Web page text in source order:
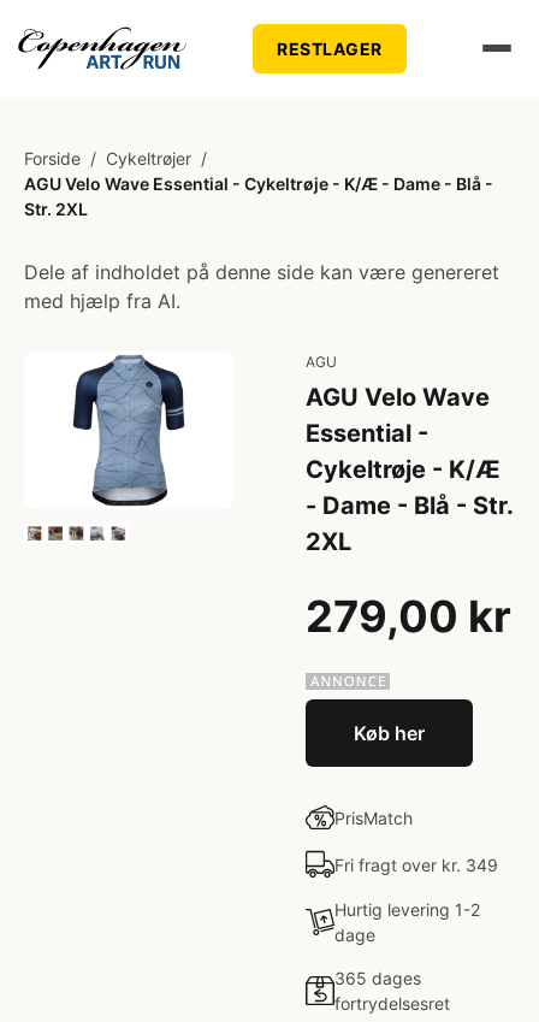
RESTLAGER
Forside / Cykeltrøjer /
AGU Velo Wave Essential - Cykeltrøje - K/Æ - Dame - Blå -
Str. 2XL
Dele af indholdet på denne side kan være genereret
med hjælp fra AI.
AGU
AGU Velo Wave
Essential -
Cykeltrøje - K/Æ
- Dame - Blå - Str.
2XL
279,00 kr
Køb her
PrisMatch
Fri fragt over kr. 349
Hurtig levering 1-2
dage
365 dages
fortrydelsesret